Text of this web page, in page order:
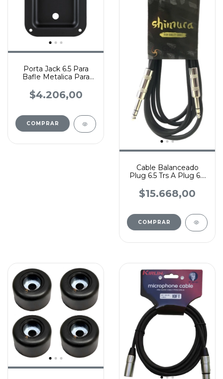
Porta Jack 6.5 Para
Bafle Metalica Para
$4.206,00
Cable Balanceado
Plug 6.5 Trs A Plug 6.5
$15.668,00